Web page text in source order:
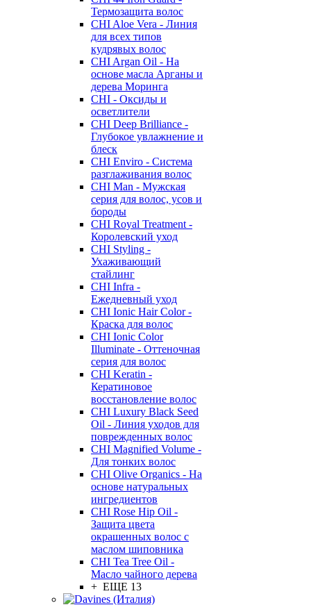
Термозащита волос
CHI Aloe Vera - Линия
для всех типов
кудрявых волос
CHI Argan Oil - На
основе масла Арганы и
дерева Моринга
CHI - Оксиды и
осветлители
CHI Deep Brilliance -
Глубокое увлажнение и
блеск
CHI Enviro - Система
разглаживания волос
CHI Man - Мужская
серия для волос, усов и
бороды
CHI Royal Treatment -
Королевский уход
CHI Styling -
Ухаживающий
стайлинг
CHI Infra -
Ежедневный уход
CHI Ionic Hair Color -
Краска для волос
CHI Ionic Color
Illuminate - Оттеночная
серия для волос
CHI Keratin -
Кератиновое
восстановление волос
CHI Luxury Black Seed
Oil - Линия уходов для
поврежденных волос
CHI Magnified Volume -
Для тонких волос
CHI Olive Organics - На
основе натуральных
ингредиентов
CHI Rose Hip Oil -
Защита цвета
окрашенных волос с
маслом шиповника
CHI Tea Tree Oil -
Масло чайного дерева
+ ЕЩЕ 13